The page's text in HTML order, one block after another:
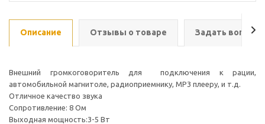
Описание Отзывы о товаре Задать вопрос
Внешний громкоговоритель для подключения к рации,
автомобильной магнитоле, радиоприемнику, MP3 плееру, и т.д.
Отличное качество звука
Сопротивление: 8 Ом
Выходная мощность:3-5 Вт